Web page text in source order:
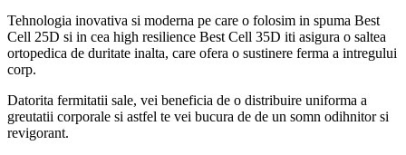
Tehnologia inovativa si moderna pe care o folosim in spuma Best
Cell 25D si in cea high resilience Best Cell 35D iti asigura o saltea
ortopedica de duritate inalta, care ofera o sustinere ferma a intregului
corp.
Datorita fermitatii sale, vei beneficia de o distribuire uniforma a
greutatii corporale si astfel te vei bucura de de un somn odihnitor si
revigorant.